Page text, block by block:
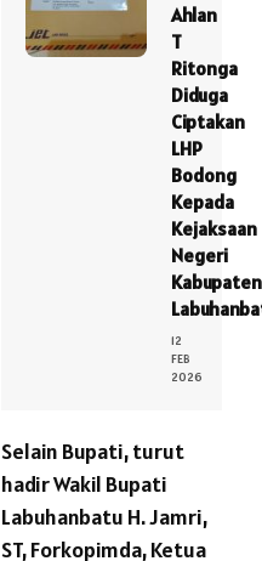
Ahlan
T
Ritonga
Diduga
Ciptakan
LHP
Bodong
Kepada
Kejaksaan
Negeri
Kabupaten
12
FEB
2026
Selain Bupati, turut
hadir Wakil Bupati
Labuhanbatu H. Jamri,
ST, Forkopimda, Ketua